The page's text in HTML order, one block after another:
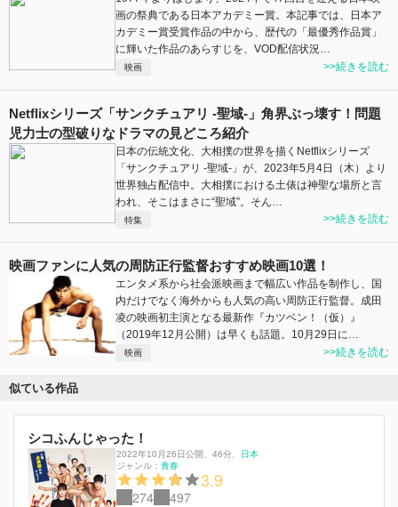
画の祭典である日本アカデミー賞。本記事では、日本ア
カデミー賞受賞作品の中から、歴代の「最優秀作品賞」
に輝いた作品のあらすじを、VOD配信状況…
映画 >>続きを読む
Netflixシリーズ「サンクチュアリ -聖域-」角界ぶっ壊す！問題
児力士の型破りなドラマの見どころ紹介
日本の伝統文化、大相撲の世界を描くNetflixシリーズ
「サンクチュアリ -聖域-」が、2023年5月4日（木）より
世界独占配信中。大相撲における土俵は神聖な場所と言
われ、そこはまさに“聖域”。そん…
特集 >>続きを読む
映画ファンに人気の周防正行監督おすすめ映画10選！
エンタメ系から社会派映画まで幅広い作品を制作し、国
内だけでなく海外からも人気の高い周防正行監督。成田
凌の映画初主演となる最新作『カツベン！（仮）』
（2019年12月公開）は早くも話題。10月29日に…
映画 >>続きを読む
似ている作品
シコふんじゃった！
2022年10月26日公開 46分
日本
ジャンル： 青春
3.9
274 497